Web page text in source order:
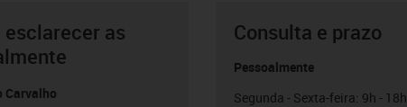
as
Carvalho
Consulta e prazo
Pessoalmente
Segunda - Sexta-feira: 9h - 18h